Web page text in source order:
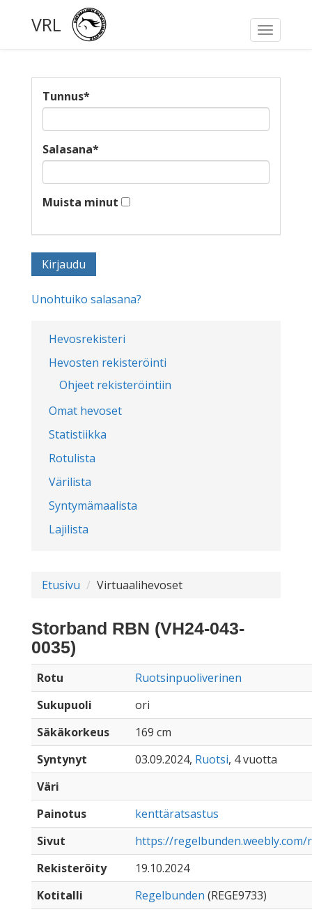
Toggle
VRL
Hevosrekisteri
Hevosten rekisteröinti
Ohjeet rekisteröintiin
Omat hevoset
Statistiikka
Rotulista
Värilista
Syntymämaalista
Lajilista
Tunnus*
Salasana*
Muista minut
Unohtuiko salasana?
Etusivu Virtuaalihevoset
Storband RBN (VH24-043-
0035)
Rotu
Ruotsinpuoliverinen
Sukupuoli
ori
Säkäkorkeus
169 cm
Syntynyt
03.09.2024, Ruotsi, 4 vuotta
Väri
Painotus
kenttäratsastus
Sivut
https://regelbunden.weebly.com/
Rekisteröity
19.10.2024
Kotitalli
Regelbunden (REGE9733)